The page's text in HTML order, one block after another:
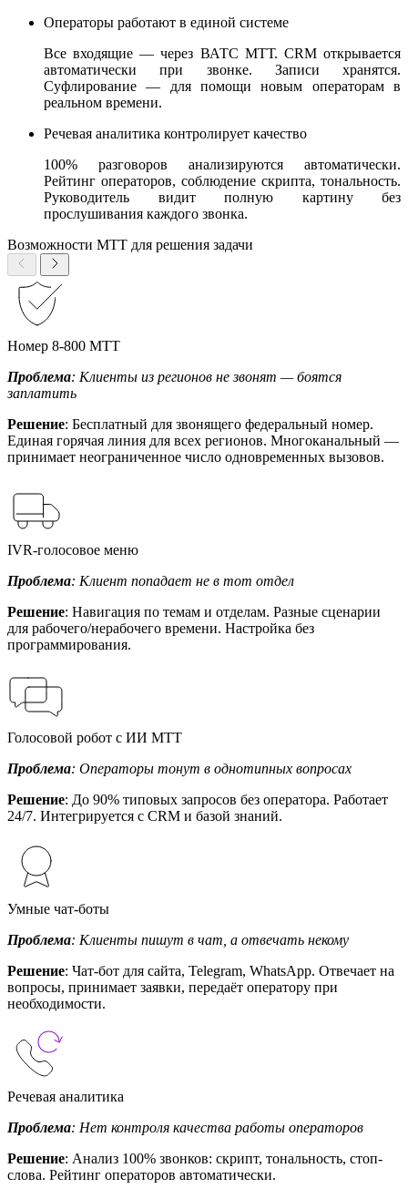
Операторы работают в единой системе
Все входящие — через ВАТС МТТ. CRM открывается
автоматически при звонке. Записи хранятся.
Суфлирование — для помощи новым операторам в
реальном времени.
Речевая аналитика контролирует качество
100% разговоров анализируются автоматически.
Рейтинг операторов, соблюдение скрипта, тональность.
Руководитель видит полную картину без
прослушивания каждого звонка.
Возможности МТТ для решения задачи
Номер 8-800 МТТ
Проблема: Клиенты из регионов не звонят — боятся
заплатить
Решение: Бесплатный для звонящего федеральный номер.
Единая горячая линия для всех регионов. Многоканальный —
принимает неограниченное число одновременных вызовов.
IVR-голосовое меню
Проблема: Клиент попадает не в тот отдел
Решение: Навигация по темам и отделам. Разные сценарии
для рабочего/нерабочего времени. Настройка без
программирования.
Голосовой робот с ИИ МТТ
Проблема: Операторы тонут в однотипных вопросах
Решение: До 90% типовых запросов без оператора. Работает
24/7. Интегрируется с CRM и базой знаний.
Умные чат-боты
Проблема: Клиенты пишут в чат, а отвечать некому
Решение: Чат-бот для сайта, Telegram, WhatsApp. Отвечает на
вопросы, принимает заявки, передаёт оператору при
необходимости.
Речевая аналитика
Проблема: Нет контроля качества работы операторов
Решение: Анализ 100% звонков: скрипт, тональность, стоп-
слова. Рейтинг операторов автоматически.